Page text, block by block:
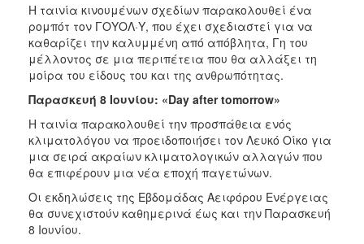
Η ταινία κινουμένων σχεδίων παρακολουθεί ένα
ρομπότ τον ΓΟΥΟΛ·Υ, που έχει σχεδιαστεί για να
καθαρίζει την καλυμμένη από απόβλητα, Γη του
μέλλοντος σε μια περιπέτεια που θα αλλάξει τη
μοίρα του είδους του και της ανθρωπότητας.
Παρασκευή 8 Ιουνίου: «Day after tomorrow»
Η ταινία παρακολουθεί την προσπάθεια ενός
κλιματολόγου να προειδοποιήσει τον Λευκό Οίκο για
μια σειρά ακραίων κλιματολογικών αλλαγών που
θα επιφέρουν μια νέα εποχή παγετώνων.
Οι εκδηλώσεις της Εβδομάδας Αειφόρου Ενέργειας
θα συνεχιστούν καθημερινά έως και την Παρασκευή
8 Ιουνίου.